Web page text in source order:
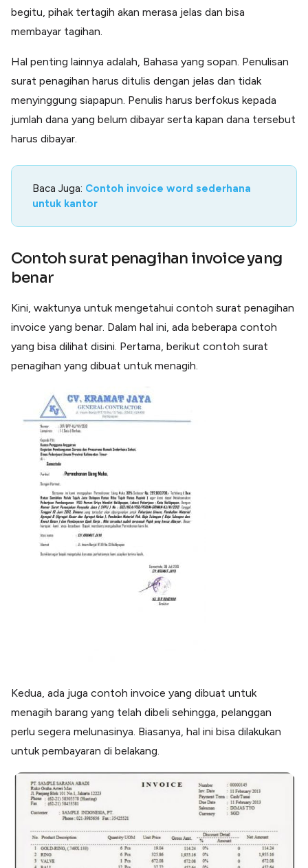
begitu, pihak tertagih akan merasa jelas dan bisa
membayar tagihan.
Hal penting lainnya adalah, Bahasa yang sopan. Penulisan
surat penagihan harus ditulis dengan jelas dan tidak
menyinggung siapapun. Penulis harus berfokus kepada
jumlah dana yang belum dibayar serta kapan dana tersebut
harus dibayar.
Baca Juga: Contoh invoice word sederhana
untuk kantor
Contoh surat penagihan invoice yang
benar
Kini, waktunya untuk mengetahui contoh surat penagihan
invoice yang benar. Dalam hal ini, ada beberapa contoh
yang bisa dilihat disini. Pertama, berikut contoh surat
penagihan yang dibuat untuk menagih.
Kedua, ada juga contoh invoice yang dibuat untuk
menagih barang yang telah dibeli sehingga, pelanggan
perlu segera melunasinya. Biasanya, hal ini bisa dilakukan
untuk pembayaran di belakang.